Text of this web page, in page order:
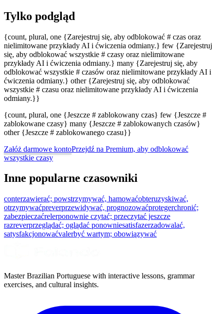
Tylko podgląd
{count, plural, one {Zarejestruj się, aby odblokować # czas oraz
nielimitowane przykłady AI i ćwiczenia odmiany.} few {Zarejestruj
się, aby odblokować wszystkie # czasy oraz nielimitowane
przykłady AI i ćwiczenia odmiany.} many {Zarejestruj się, aby
odblokować wszystkie # czasów oraz nielimitowane przykłady AI i
ćwiczenia odmiany.} other {Zarejestruj się, aby odblokować
wszystkie # czasu oraz nielimitowane przykłady AI i ćwiczenia
odmiany.}}
{count, plural, one {Jeszcze # zablokowany czas} few {Jeszcze #
zablokowane czasy} many {Jeszcze # zablokowanych czasów}
other {Jeszcze # zablokowanego czasu}}
Załóż darmowe kontoPrzejdź na Premium, aby odblokować
wszystkie czasy
Inne popularne czasowniki
conterzawierać; powstrzymywać, hamowaćobteruzyskiwać,
otrzymywaćpreverprzewidywać, prognozowaćprotegerchronić;
zabezpieczaćrelerponownie czytać; przeczytać jeszcze
razreverprzeglądać; oglądać ponowniesatisfazerzadowalać,
satysfakcjonowaćvalerbyć wartym; obowiązywać
Master Brazilian Portuguese with interactive lessons, grammar
exercises, and cultural insights.